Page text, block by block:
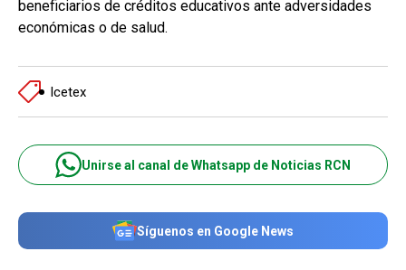
beneficiarios de créditos educativos ante adversidades
económicas o de salud.
Icetex
Unirse al canal de Whatsapp de Noticias RCN
Síguenos en Google News